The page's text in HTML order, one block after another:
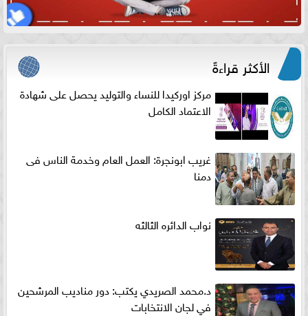
الأكثر قراءةً
مركز اوركيدا للنساء والتوليد يحصل على شهادة
الاعتماد الكامل
غريب ابونجرة: العمل العام وخدمة الناس فى
دمنا
نواب الدائره الثالثه
د.محمد الصريدي يكتب: دور مناديب المرشحين
في لجان الانتخابات